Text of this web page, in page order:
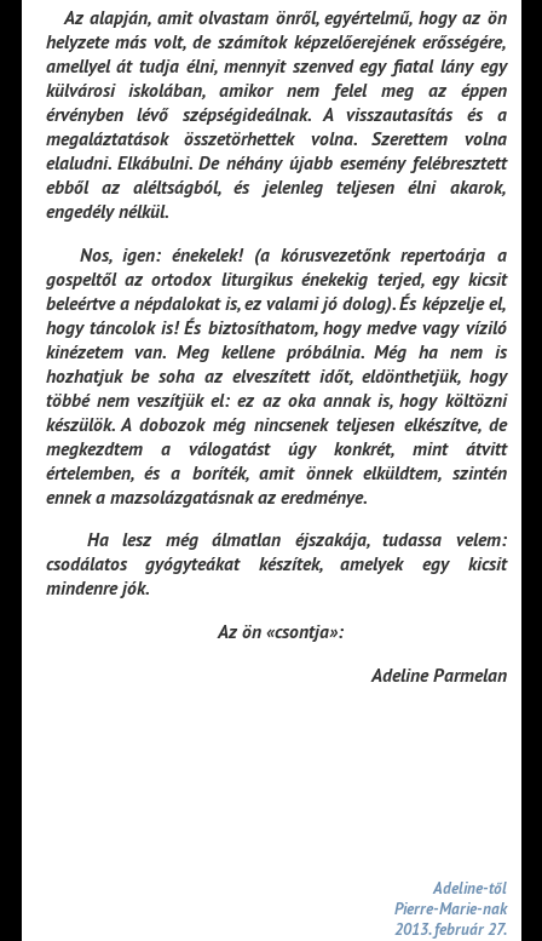
Az alapján, amit olvastam önről, egyértelmű, hogy az ön
helyzete más volt, de számítok képzelőerejének erősségére,
amellyel át tudja élni, mennyit szenved egy fiatal lány egy
külvárosi iskolában, amikor nem felel meg az éppen
érvényben lévő szépségideálnak. A visszautasítás és a
megaláztatások összetörhettek volna. Szerettem volna
elaludni. Elkábulni. De néhány újabb esemény felébresztett
ebből az aléltságból, és jelenleg teljesen élni akarok,
engedély nélkül.
Nos, igen: énekelek! (a kórusvezetőnk repertoárja a
gospeltől az ortodox liturgikus énekekig terjed, egy kicsit
beleértve a népdalokat is, ez valami jó dolog). És képzelje el,
hogy táncolok is! És biztosíthatom, hogy medve vagy víziló
kinézetem van. Meg kellene próbálnia. Még ha nem is
hozhatjuk be soha az elveszített időt, eldönthetjük, hogy
többé nem veszítjük el: ez az oka annak is, hogy költözni
készülök. A dobozok még nincsenek teljesen elkészítve, de
megkezdtem a válogatást úgy konkrét, mint átvitt
értelemben, és a boríték, amit önnek elküldtem, szintén
ennek a mazsolázgatásnak az eredménye.
Ha lesz még álmatlan éjszakája, tudassa velem:
csodálatos gyógyteákat készítek, amelyek egy kicsit
mindenre jók.
Az ön «csontja»:
Adeline Parmelan
Adeline-től
Pierre-Marie-nak
2013. február 27.